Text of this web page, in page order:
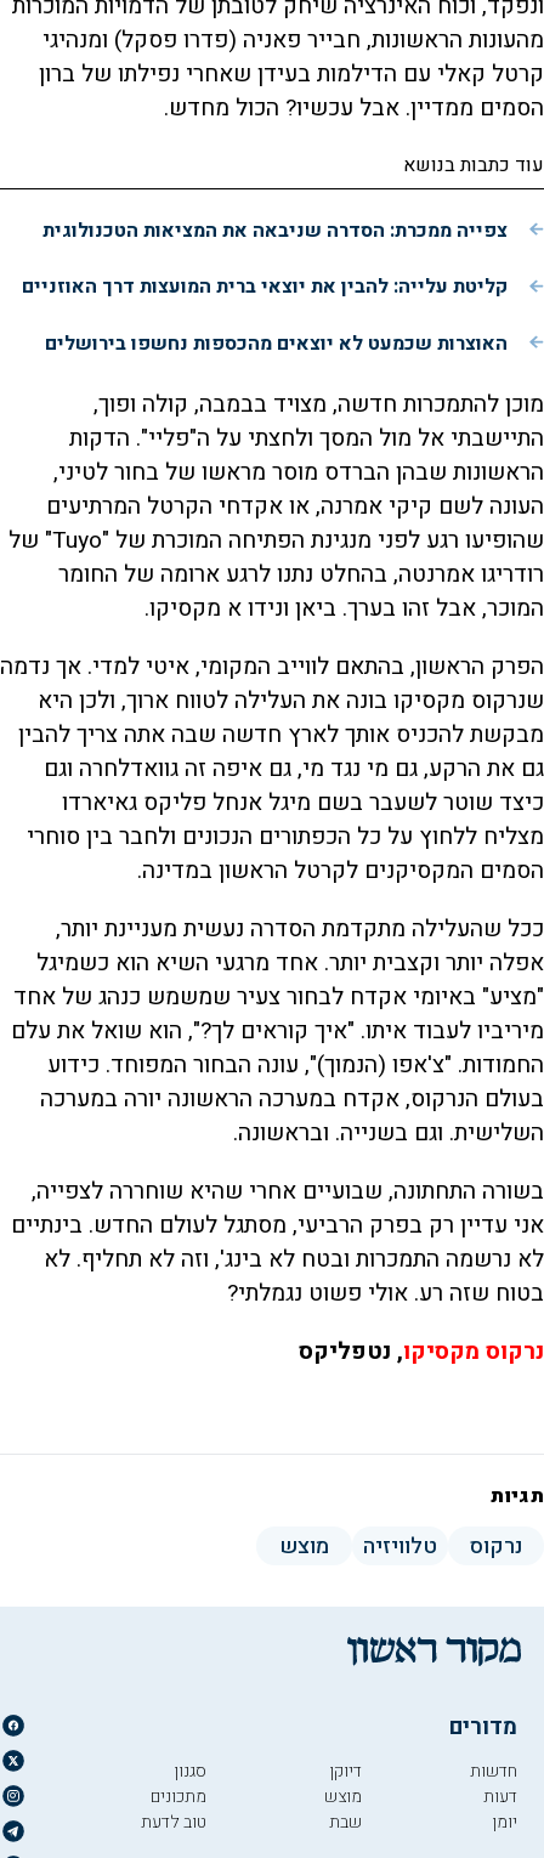
מהעונות הראשונות, חבייר פאניה (פדרו פסקל) ומנהיגי
קרטל קאלי עם הדילמות בעידן שאחרי נפילתו של ברון
הסמים ממדיין. אבל עכשיו? הכול מחדש.
עוד כתבות בנושא
צפייה ממכרת: הסדרה שניבאה את המציאות הטכנולוגית
קליטת עלייה: להבין את יוצאי ברית המועצות דרך האוזניים
האוצרות שכמעט לא יוצאים מהכספות נחשפו בירושלים
מוכן להתמכרות חדשה, מצויד בבמבה, קולה ופוך,
התיישבתי אל מול המסך ולחצתי על ה"פליי". הדקות
הראשונות שבהן הברדס מוסר מראשו של בחור לטיני,
העונה לשם קיקי אמרנה, או אקדחי הקרטל המרתיעים
שהופיעו רגע לפני מנגינת הפתיחה המוכרת של "Tuyo" של
רודריגו אמרנטה, בהחלט נתנו לרגע ארומה של החומר
המוכר, אבל זהו בערך. ביאן ונידו א מקסיקו.
הפרק הראשון, בהתאם לווייב המקומי, איטי למדי. אך נדמה
שנרקוס מקסיקו בונה את העלילה לטווח ארוך, ולכן היא
מבקשת להכניס אותך לארץ חדשה שבה אתה צריך להבין
גם את הרקע, גם מי נגד מי, גם איפה זה גוואדלחרה וגם
כיצד שוטר לשעבר בשם מיגל אנחל פליקס גאיארדו
מצליח ללחוץ על כל הכפתורים הנכונים ולחבר בין סוחרי
הסמים המקסיקנים לקרטל הראשון במדינה.
ככל שהעלילה מתקדמת הסדרה נעשית מעניינת יותר,
אפלה יותר וקצבית יותר. אחד מרגעי השיא הוא כשמיגל
"מציע" באיומי אקדח לבחור צעיר שמשמש כנהג של אחד
מיריביו לעבוד איתו. "איך קוראים לך?", הוא שואל את עלם
החמודות. "צ'אפו (הנמוך)", עונה הבחור המפוחד. כידוע
בעולם הנרקוס, אקדח במערכה הראשונה יורה במערכה
השלישית. וגם בשנייה. ובראשונה.
בשורה התחתונה, שבועיים אחרי שהיא שוחררה לצפייה,
אני עדיין רק בפרק הרביעי, מסתגל לעולם החדש. בינתיים
לא נרשמה התמכרות ובטח לא בינג', וזה לא תחליף. לא
בטוח שזה רע. אולי פשוט נגמלתי?
נרקוס מקסיקו, נטפליקס
תגיות
נרקוס טלוויזיה מוצש
מדורים
חדשות
דעות
יומן
דיוקן
מוצש
שבת
סגנון
מתכונים
טוב לדעת